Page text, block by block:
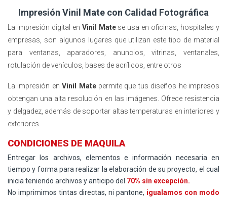
Impresión Vinil Mate con Calidad Fotográfica
La impresión digital en Vinil Matese usa en oficinas, hospitales y
empresas, son algunos lugares que utilizan este tipo de material
para ventanas, aparadores, anuncios, vitrinas, ventanales,
rotulación de vehículos, bases de acrílicos, entre otros
La impresión enVinil Matepermite que tus diseños he impresos
obtengan una alta resolución en las imágenes. Ofrece resistencia
y delgadez, además de soportar altas temperaturas en interiores y
exteriores.
CONDICIONES DE MAQUILA
Entregar los archivos, elementos e información necesaria en
tiempo y forma para realizar la elaboración de su proyecto, el cual
inicia teniendo archivos y anticipo del 70% sin excepción.
No imprimimos tintas directas, ni pantone, igualamos con modo